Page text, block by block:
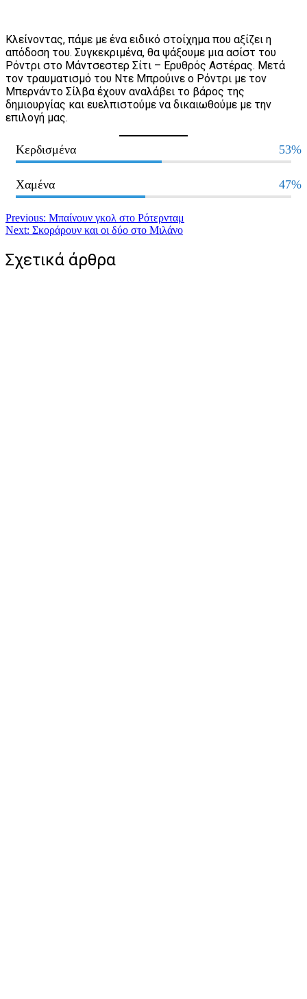
Κλείνοντας, πάμε με ένα ειδικό στοίχημα που αξίζει η
απόδοση του. Συγκεκριμένα, θα ψάξουμε μια ασίστ του
Ρόντρι στο Μάντσεστερ Σίτι – Ερυθρός Αστέρας. Μετά
τον τραυματισμό του Ντε Μπρούινε ο Ρόντρι με τον
Μπερνάντο Σίλβα έχουν αναλάβει το βάρος της
δημιουργίας και ευελπιστούμε να δικαιωθούμε με την
επιλογή μας.
Κερδισμένα 53%
Χαμένα 47%
Πλοήγηση
άρθρων
Previous: Μπαίνουν γκολ στο Ρότερνταμ
Next: Σκοράρουν και οι δύο στο Μιλάνο
Σχετικά άρθρα